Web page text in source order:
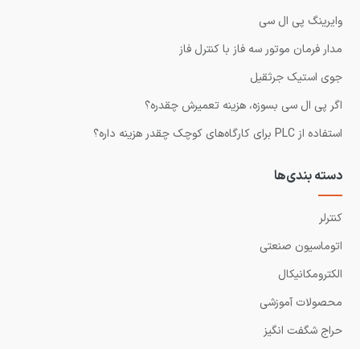
وایرینگ پی ال سی
مدار فرمان موتور سه فاز با کنترل فاز
جوی استیک جرثقیل
اگر پی ال سی بسوزه، هزینه تعمیرش چقدره؟
استفاده از PLC برای کارگاه‌های کوچک چقدر هزینه داره؟
دسته بندی‌ها
کنترلر
اتوماسیون صنعتی
الکترومکانیکال
محصولات آموزشی
حراج شگفت انگیز